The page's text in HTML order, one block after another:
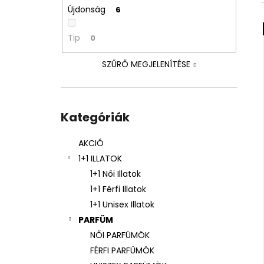
Újdonság 6
Tip 0
SZŰRŐ MEGJELENÍTÉSE
átugrása
Kategóriák
AKCIÓ
1+1 ILLATOK
1+1 Női Illatok
1+1 Férfi Illatok
1+1 Unisex Illatok
PARFÜM
NŐI PARFÜMÖK
FÉRFI PARFÜMÖK
ARKADA SERUM TC16 11 ML
6 600 Ft
Korábbi: